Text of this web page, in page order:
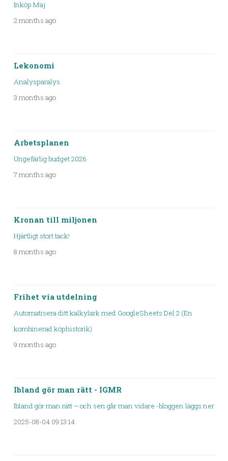
Inköp Maj
2 months ago
Lekonomi
Analysparalys
3 months ago
Arbetsplanen
Ungefärlig budget 2026
7 months ago
Kronan till miljonen
Hjärtligt stort tack!
8 months ago
Frihet via utdelning
Automatisera ditt kalkylark med GoogleSheets Del 2 (En
kombinerad köphistorik)
9 months ago
Ibland gör man rätt - IGMR
Ibland gör man rätt – och sen går man vidare -bloggen läggs ner
2025-08-04 09:13:14